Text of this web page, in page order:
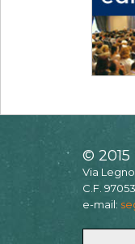
© 2015
Via
C.F.
e-mail: